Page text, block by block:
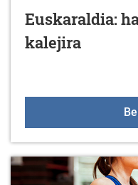
Euskaraldia:
kalejira